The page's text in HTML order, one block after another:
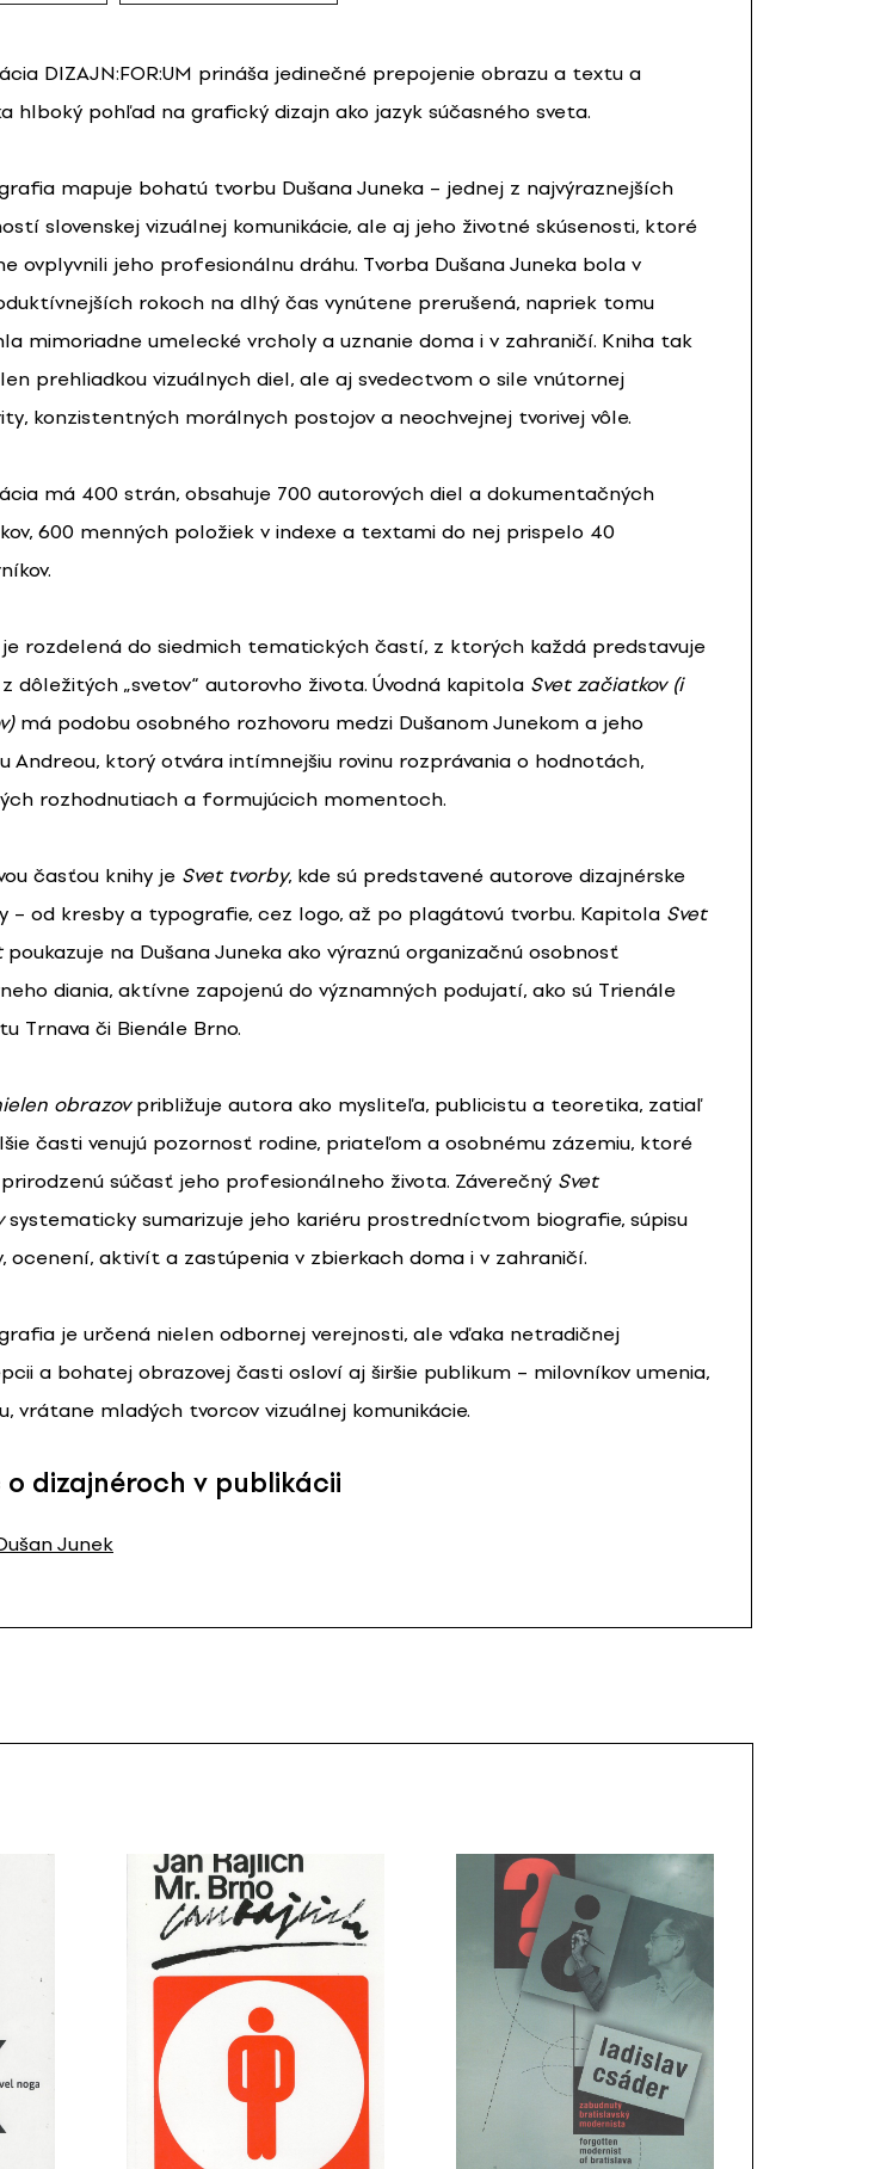
DIZAJN:FOR:UM prináša jedinečné prepojenie obrazu a textu a
hlboký pohľad na grafický dizajn ako jazyk súčasného sveta.
mapuje bohatú tvorbu Dušana Juneka – jednej z najvýraznejších
slovenskej vizuálnej komunikácie, ale aj jeho životné skúsenosti, ktoré
ovplyvnili jeho profesionálnu dráhu. Tvorba Dušana Juneka bola v
rokoch na dlhý čas vynútene prerušená, napriek tomu
mimoriadne umelecké vrcholy a uznanie doma i v zahraničí. Kniha tak
prehliadkou vizuálnych diel, ale aj svedectvom o sile vnútornej
konzistentných morálnych postojov a neochvejnej tvorivej vôle.
má 400 strán, obsahuje 700 autorových diel a dokumentačných
600 menných položiek v indexe a textami do nej prispelo 40
je rozdelená do siedmich tematických častí, z ktorých každá predstavuje
dôležitých „svetov“ autorovho života. Úvodná kapitola Svet začiatkov (i
má podobu osobného rozhovoru medzi Dušanom Junekom a jeho
Andreou, ktorý otvára intímnejšiu rovinu rozprávania o hodnotách,
rozhodnutiach a formujúcich momentoch.
časťou knihy je Svet tvorby, kde sú predstavené autorove dizajnérske
– od kresby a typografie, cez logo, až po plagátovú tvorbu. Kapitola Svet
poukazuje na Dušana Juneka ako výraznú organizačnú osobnosť
diania, aktívne zapojenú do významných podujatí, ako sú Trienále
Trnava či Bienále Brno.
obrazovpribližuje autora ako mysliteľa, publicistu a teoretika, zatiaľ
časti venujú pozornosť rodine, priateľom a osobnému zázemiu, ktoré
súčasť jeho profesionálneho života. Záverečný Svet
systematicky sumarizuje jeho kariéru prostredníctvom biografie, súpisu
ocenení, aktivít a zastúpenia v zbierkach doma i v zahraničí.
je určená nielen odbornej verejnosti, ale vďaka netradičnej
a bohatej obrazovej časti osloví aj širšie publikum – milovníkov umenia,
vrátane mladých tvorcov vizuálnej komunikácie.
o dizajnéroch v publikácii
Junek